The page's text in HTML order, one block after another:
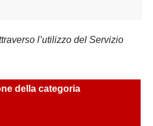
l’utilizzo del Servizio
della categoria